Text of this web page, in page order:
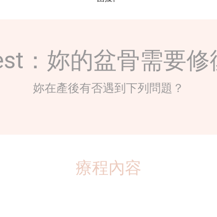
：妳的盆骨需要修
妳在產後有否遇到下列問題？
療程內容